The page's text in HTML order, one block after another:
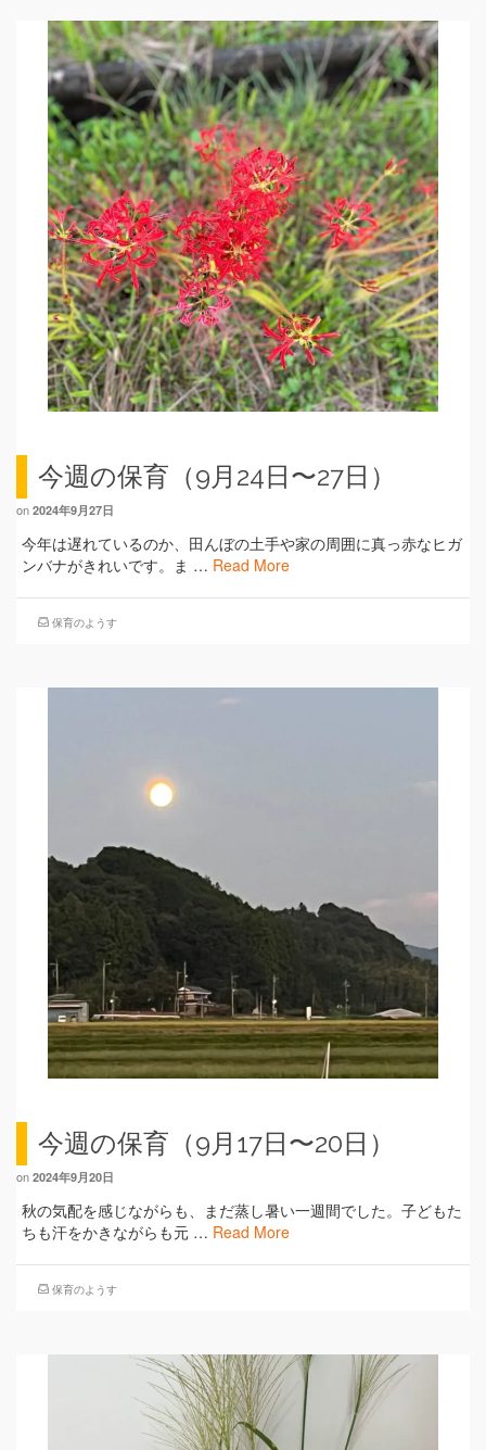
今週の保育（9月24日〜27日）
on 2024年9月27日
今年は遅れているのか、田んぼの土手や家の周囲に真っ赤なヒガ
ンバナがきれいです。ま … Read More
保育のようす
今週の保育（9月17日〜20日）
on 2024年9月20日
秋の気配を感じながらも、まだ蒸し暑い一週間でした。子どもた
ちも汗をかきながらも元 … Read More
保育のようす